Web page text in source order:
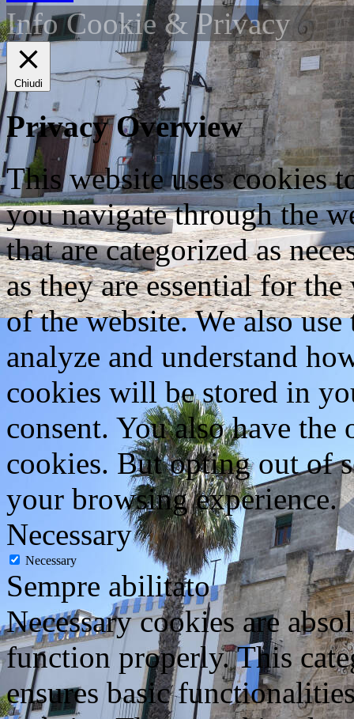
Info Cookie & Privacy
Chiudi
Privacy Overview
This website uses cookies
you navigate through the
that are categorized as
as they are essential for
of the website. We also
analyze and understand
cookies will be stored in
consent. You also have
cookies. But opting out of
your browsing experience.
Necessary
Necessary
Sempre abilitato
Necessary cookies are
function properly. This
ensures basic